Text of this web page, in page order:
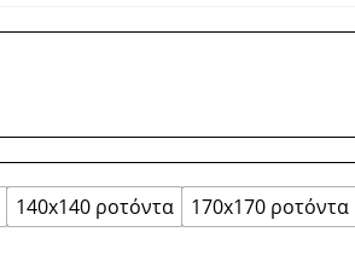
140x140 ροτόντα 170x170 ροτόντα